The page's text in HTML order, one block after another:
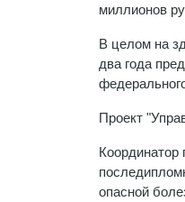
миллионов
В целом на
два года
Проект
Координатор
опасной